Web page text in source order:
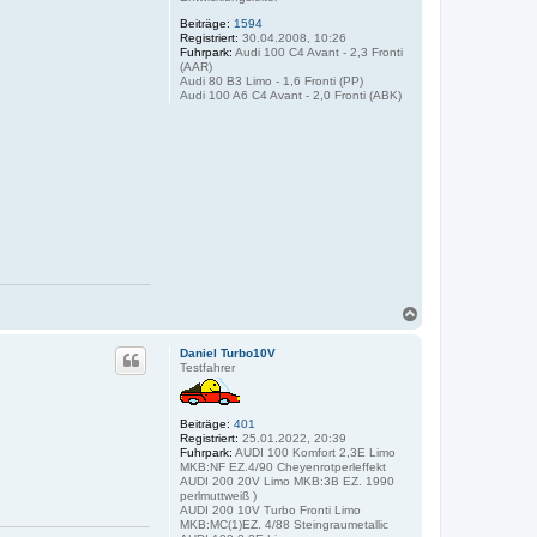
Beiträge: 1594
Registriert: 30.04.2008, 10:26
Fuhrpark: Audi 100 C4 Avant - 2,3 Fronti
(AAR)
Audi 80 B3 Limo - 1,6 Fronti (PP)
Audi 100 A6 C4 Avant - 2,0 Fronti (ABK)
Daniel Turbo10V
Testfahrer
Beiträge: 401
Registriert: 25.01.2022, 20:39
Fuhrpark: AUDI 100 Komfort 2,3E Limo
MKB:NF EZ.4/90 Cheyenrotperleffekt
AUDI 200 20V Limo MKB:3B EZ. 1990
perlmuttweiß )
AUDI 200 10V Turbo Fronti Limo
MKB:MC(1)EZ. 4/88 Steingraumetallic